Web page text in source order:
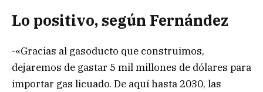
Lo positivo, según Fernández
-«Gracias al gasoducto que construimos,
dejaremos de gastar 5 mil millones de dólares para
importar gas licuado. De aquí hasta 2030, las